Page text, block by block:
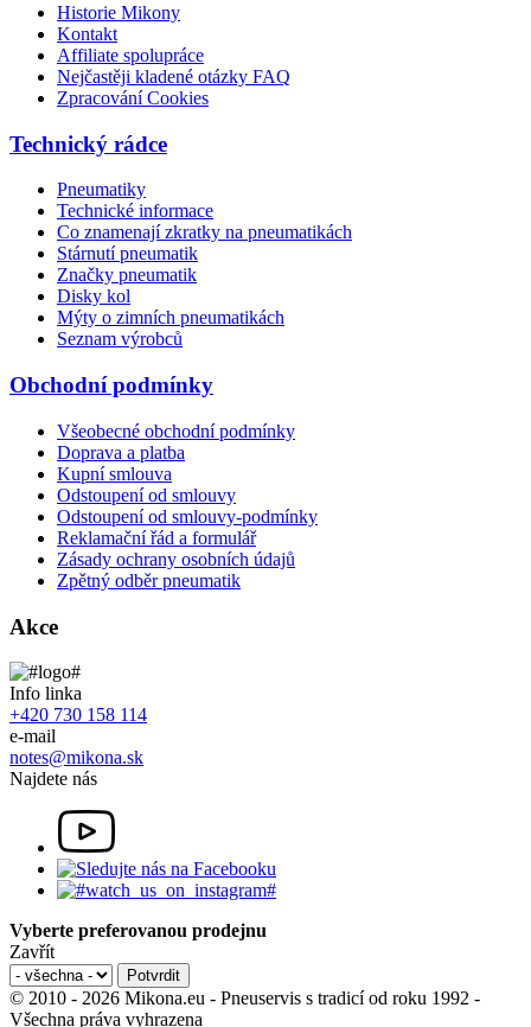
Historie Mikony
Kontakt
Affiliate spolupráce
Nejčastěji kladené otázky FAQ
Zpracování Cookies
Technický rádce
Pneumatiky
Technické informace
Co znamenají zkratky na pneumatikách
Stárnutí pneumatik
Značky pneumatik
Disky kol
Mýty o zimních pneumatikách
Seznam výrobců
Obchodní podmínky
Všeobecné obchodní podmínky
Doprava a platba
Kupní smlouva
Odstoupení od smlouvy
Odstoupení od smlouvy-podmínky
Reklamační řád a formulář
Zásady ochrany osobních údajů
Zpětný odběr pneumatik
Akce
Info linka
+420 730 158 114
e-mail
notes@mikona.sk
Najdete nás
Vyberte preferovanou prodejnu
Zavřít
© 2010 - 2026 Mikona.eu - Pneuservis s tradicí od roku 1992 -
Všechna práva vyhrazena